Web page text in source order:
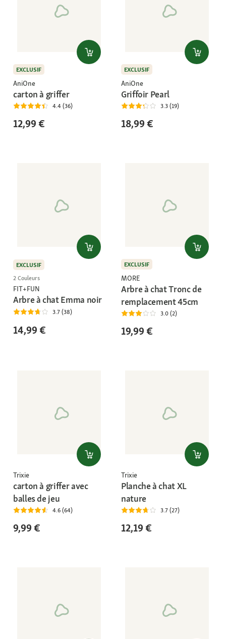
EXCLUSIF
AniOne
carton à griffer
4.4 (36)
12,99 €
EXCLUSIF
AniOne
Griffoir Pearl
3.3 (19)
18,99 €
EXCLUSIF
2 Couleurs
FIT+FUN
Arbre à chat Emma noir
3.7 (38)
14,99 €
EXCLUSIF
MORE
Arbre à chat Tronc de
remplacement 45cm
3.0 (2)
19,99 €
Trixie
carton à griffer avec
balles de jeu
4.6 (64)
9,99 €
Trixie
Planche à chat XL
nature
3.7 (27)
12,19 €